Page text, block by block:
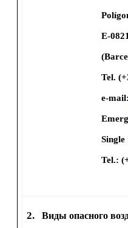
E-
Tel.
e-
Tel.:
2. Виды опасного